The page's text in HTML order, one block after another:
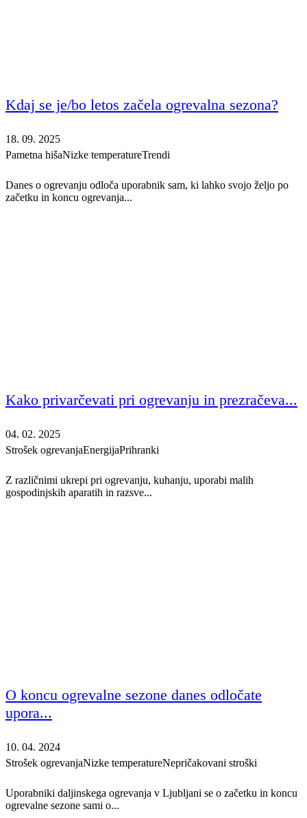
Kdaj se je/bo letos začela ogrevalna sezona?
18. 09. 2025
Pametna hišaNizke temperatureTrendi
Danes o ogrevanju odloča uporabnik sam, ki lahko svojo željo po
začetku in koncu ogrevanja...
Kako privarčevati pri ogrevanju in prezračeva...
04. 02. 2025
Strošek ogrevanjaEnergijaPrihranki
Z različnimi ukrepi pri ogrevanju, kuhanju, uporabi malih
gospodinjskih aparatih in razsve...
O koncu ogrevalne sezone danes odločate
upora...
10. 04. 2024
Strošek ogrevanjaNizke temperatureNepričakovani stroški
Uporabniki daljinskega ogrevanja v Ljubljani se o začetku in koncu
ogrevalne sezone sami o...